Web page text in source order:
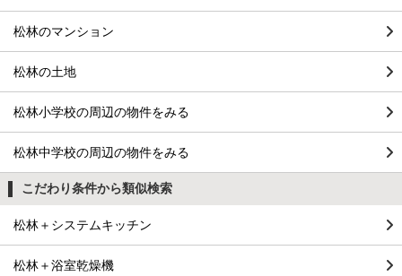
松林のマンション
松林の土地
松林小学校の周辺の物件をみる
松林中学校の周辺の物件をみる
こだわり条件から類似検索
松林＋システムキッチン
松林＋浴室乾燥機